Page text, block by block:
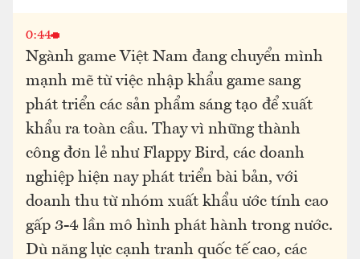
0:44
Ngành game Việt Nam đang chuyển mình
mạnh mẽ từ việc nhập khẩu game sang
phát triển các sản phẩm sáng tạo để xuất
khẩu ra toàn cầu. Thay vì những thành
công đơn lẻ như Flappy Bird, các doanh
nghiệp hiện nay phát triển bài bản, với
doanh thu từ nhóm xuất khẩu ước tính cao
gấp 3-4 lần mô hình phát hành trong nước.
Dù năng lực cạnh tranh quốc tế cao, các